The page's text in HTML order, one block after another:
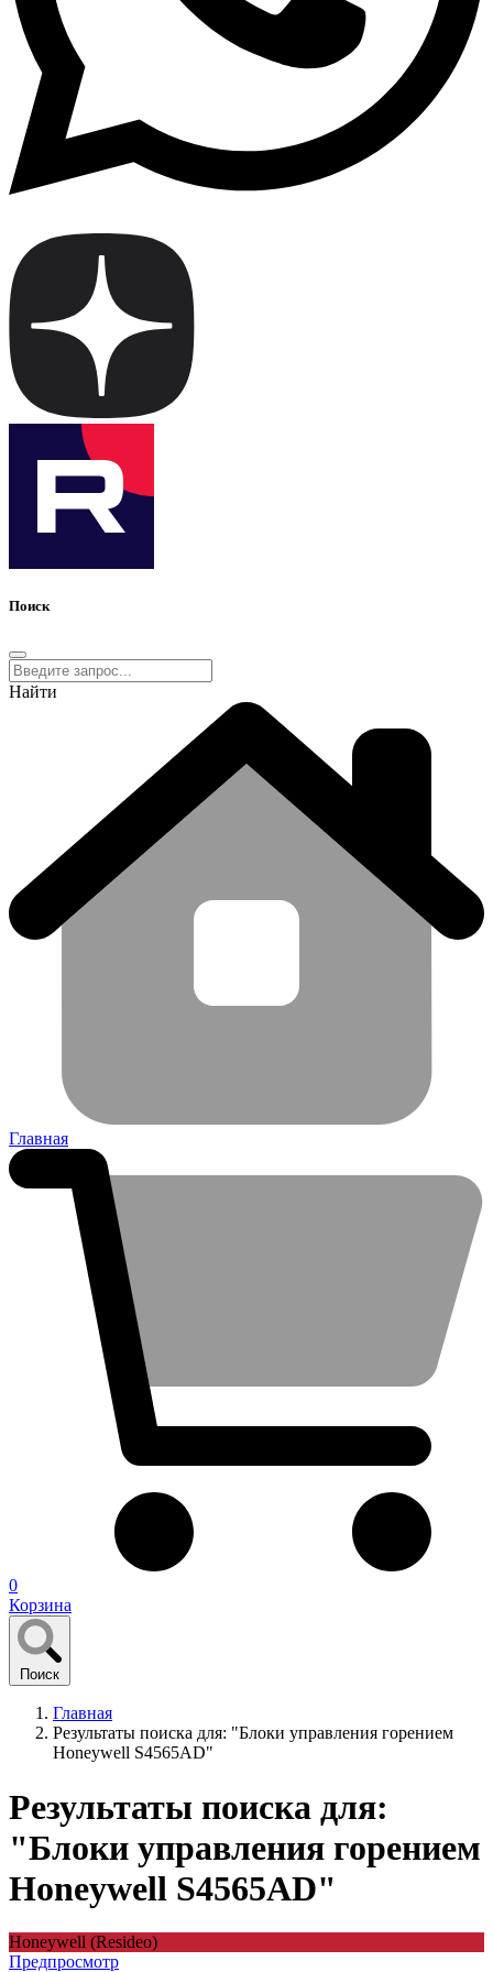
Поиск
Найти
Главная
0
Корзина
Поиск
Главная
Результаты поиска для: "Блоки управления горением
Honeywell S4565AD"
Результаты поиска для:
"Блоки управления горением
Honeywell S4565AD"
Honeywell (Resideo)
Предпросмотр